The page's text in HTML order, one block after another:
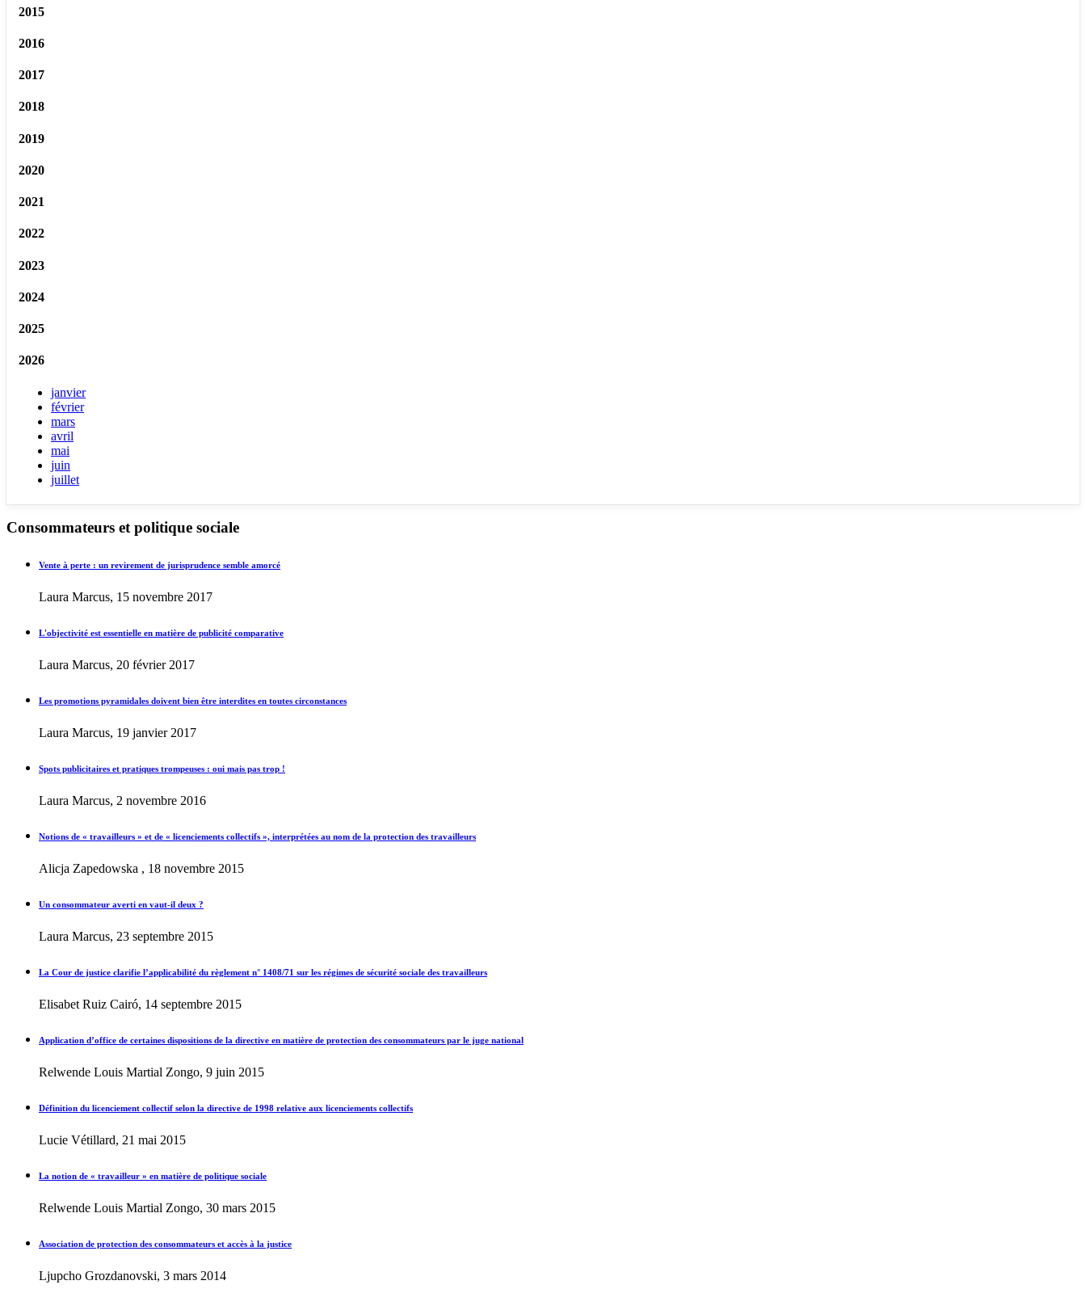
2015
2016
2017
2018
2019
2020
2021
2022
2023
2024
2025
2026
janvier
février
mars
avril
mai
juin
juillet
Consommateurs et politique sociale
Vente à perte : un revirement de jurisprudence semble amorcé
Laura Marcus, 15 novembre 2017
L'objectivité est essentielle en matière de publicité comparative
Laura Marcus, 20 février 2017
Les promotions pyramidales doivent bien être interdites en toutes circonstances
Laura Marcus, 19 janvier 2017
Spots publicitaires et pratiques trompeuses : oui mais pas trop !
Laura Marcus, 2 novembre 2016
Notions de « travailleurs » et de « licenciements collectifs », interprétées au nom de la protection des travailleurs
Alicja Zapedowska , 18 novembre 2015
Un consommateur averti en vaut-il deux ?
Laura Marcus, 23 septembre 2015
La Cour de justice clarifie l’applicabilité du règlement n° 1408/71 sur les régimes de sécurité sociale des travailleurs
Elisabet Ruiz Cairó, 14 septembre 2015
Application d’office de certaines dispositions de la directive en matière de protection des consommateurs par le juge national
Relwende Louis Martial Zongo, 9 juin 2015
Définition du licenciement collectif selon la directive de 1998 relative aux licenciements collectifs
Lucie Vétillard, 21 mai 2015
La notion de « travailleur » en matière de politique sociale
Relwende Louis Martial Zongo, 30 mars 2015
Association de protection des consommateurs et accès à la justice
Ljupcho Grozdanovski, 3 mars 2014